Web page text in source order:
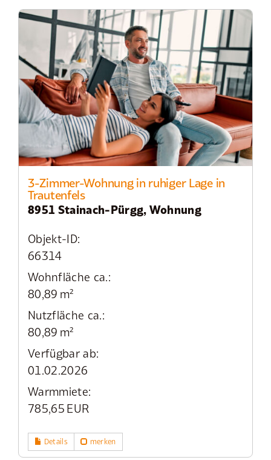
3-Zimmer-Wohnung in ruhiger Lage in
Trautenfels
8951 Stainach-Pürgg, Wohnung
Objekt-ID:
66314
Wohnfläche ca.:
80,89 m²
Nutzfläche ca.:
80,89 m²
Verfügbar ab:
01.02.2026
Warmmiete:
785,65 EUR
Details merken